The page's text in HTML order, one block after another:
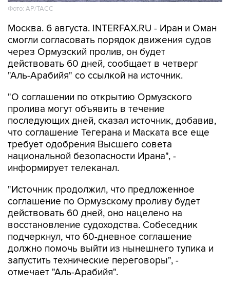
Москва. 6 августа. INTERFAX.RU - Иран и Оман
через Ормузский пролив, он будет
действовать 60 дней, сообщает в четверг
"Аль-Арабийя" со ссылкой на источник.
"О соглашении по открытию Ормузского
последующих дней, сказал источник, добавив,
что соглашение Тегерана и Маската все еще
требует одобрения Высшего совета
национальной безопасности Ирана", -
информирует телеканал.
"Источник продолжил, что предложенное
действовать 60 дней, оно нацелено на
восстановление судоходства. Собеседник
подчеркнул, что 60-дневное соглашение
должно помочь выйти из нынешнего тупика и
запустить технические переговоры", -
отмечает "Аль-Арабийя".
По словам источника, входящие в Ормузский